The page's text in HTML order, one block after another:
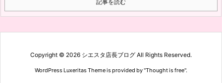
記事を読む
Copyright © 2026 シエスタ店長ブログ All Rights Reserved.
WordPress Luxeritas Theme is provided by "Thought is free".